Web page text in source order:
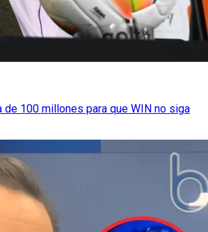
de 100 millones para que WIN no siga